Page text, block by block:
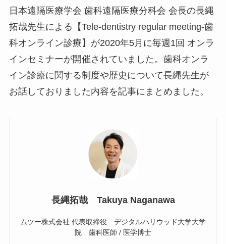
日本遠隔医療学会 歯科遠隔医療分科会 会長の長縄
拓哉先生による【Tele-dentistry regular meeting-歯
科オンライン診療】が2020年5月に毎週1回 オンラ
インセミナーが開催されていました。歯科オンラ
イン診療に関する制度や歴史について長縄先生が
お話しておりました内容を記事にまとめました。
長縄拓哉 Takuya Naganawa
ムツー株式会社 代表取締役 デジタルハリウッド大学大学
院 歯科医師 / 医学博士